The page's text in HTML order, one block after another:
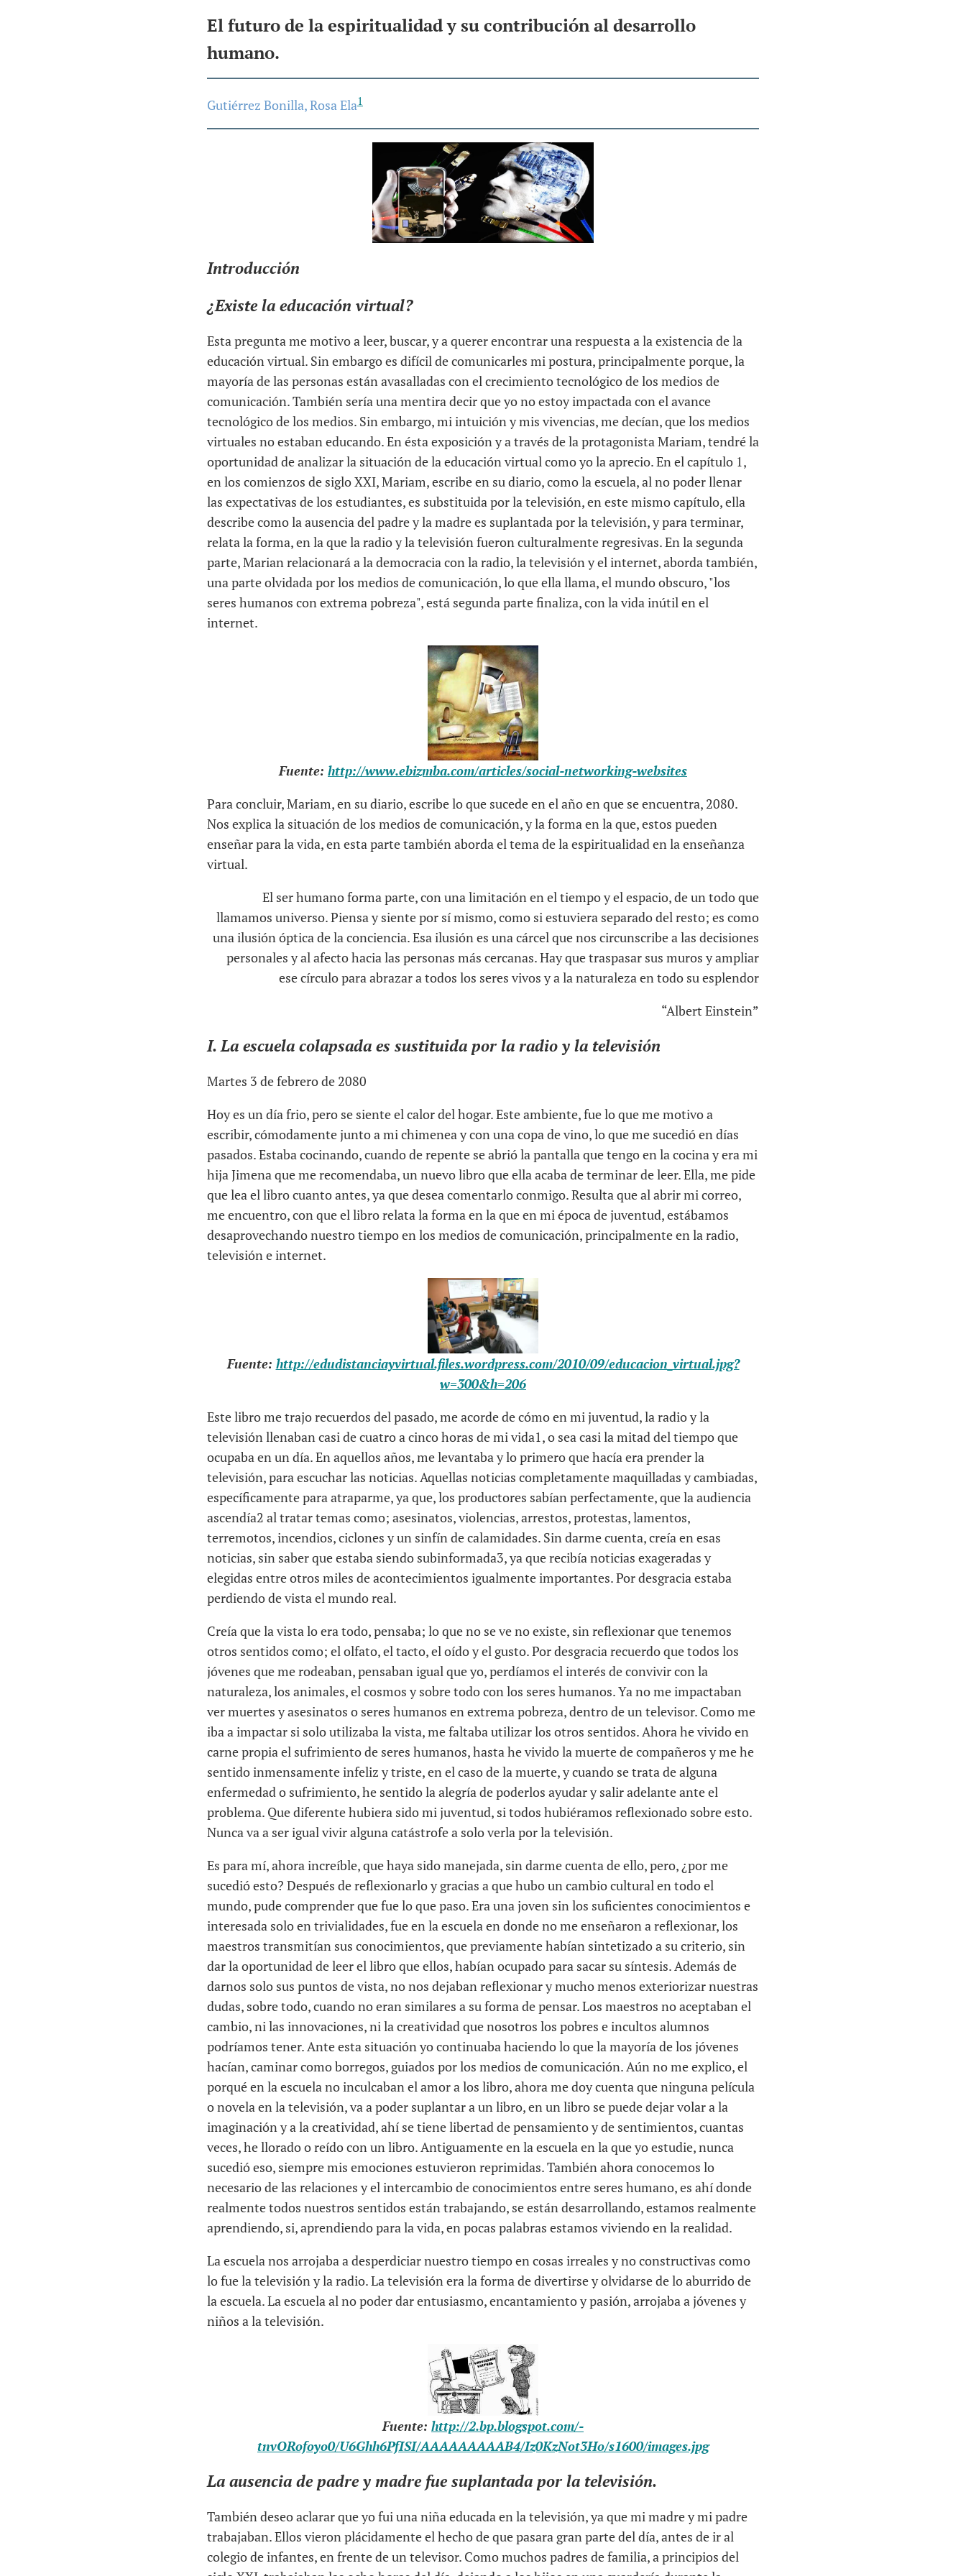
El futuro de la espiritualidad y su contribución al desarrollo
humano.
Gutiérrez Bonilla, Rosa Ela1
Introducción
¿Existe la educación virtual?
Esta pregunta me motivo a leer, buscar, y a querer encontrar una respuesta a la existencia de la
educación virtual. Sin embargo es difícil de comunicarles mi postura, principalmente porque, la
mayoría de las personas están avasalladas con el crecimiento tecnológico de los medios de
comunicación. También sería una mentira decir que yo no estoy impactada con el avance
tecnológico de los medios. Sin embargo, mi intuición y mis vivencias, me decían, que los medios
virtuales no estaban educando. En ésta exposición y a través de la protagonista Mariam, tendré la
oportunidad de analizar la situación de la educación virtual como yo la aprecio. En el capítulo 1,
en los comienzos de siglo XXI, Mariam, escribe en su diario, como la escuela, al no poder llenar
las expectativas de los estudiantes, es substituida por la televisión, en este mismo capítulo, ella
describe como la ausencia del padre y la madre es suplantada por la televisión, y para terminar,
relata la forma, en la que la radio y la televisión fueron culturalmente regresivas. En la segunda
parte, Marian relacionará a la democracia con la radio, la televisión y el internet, aborda también,
una parte olvidada por los medios de comunicación, lo que ella llama, el mundo obscuro, "los
seres humanos con extrema pobreza", está segunda parte finaliza, con la vida inútil en el
internet.
Fuente: http://www.ebizmba.com/articles/social-networking-websites
Para concluir, Mariam, en su diario, escribe lo que sucede en el año en que se encuentra, 2080.
Nos explica la situación de los medios de comunicación, y la forma en la que, estos pueden
enseñar para la vida, en esta parte también aborda el tema de la espiritualidad en la enseñanza
virtual.
El ser humano forma parte, con una limitación en el tiempo y el espacio, de un todo que
llamamos universo. Piensa y siente por sí mismo, como si estuviera separado del resto; es como
una ilusión óptica de la conciencia. Esa ilusión es una cárcel que nos circunscribe a las decisiones
personales y al afecto hacia las personas más cercanas. Hay que traspasar sus muros y ampliar
ese círculo para abrazar a todos los seres vivos y a la naturaleza en todo su esplendor
“Albert Einstein”
I. La escuela colapsada es sustituida por la radio y la televisión
Martes 3 de febrero de 2080
Hoy es un día frio, pero se siente el calor del hogar. Este ambiente, fue lo que me motivo a
escribir, cómodamente junto a mi chimenea y con una copa de vino, lo que me sucedió en días
pasados. Estaba cocinando, cuando de repente se abrió la pantalla que tengo en la cocina y era mi
hija Jimena que me recomendaba, un nuevo libro que ella acaba de terminar de leer. Ella, me pide
que lea el libro cuanto antes, ya que desea comentarlo conmigo. Resulta que al abrir mi correo,
me encuentro, con que el libro relata la forma en la que en mi época de juventud, estábamos
desaprovechando nuestro tiempo en los medios de comunicación, principalmente en la radio,
televisión e internet.
Fuente: http://edudistanciayvirtual.files.wordpress.com/2010/09/educacion_virtual.jpg?
w=300&h=206
Este libro me trajo recuerdos del pasado, me acorde de cómo en mi juventud, la radio y la
televisión llenaban casi de cuatro a cinco horas de mi vida1, o sea casi la mitad del tiempo que
ocupaba en un día. En aquellos años, me levantaba y lo primero que hacía era prender la
televisión, para escuchar las noticias. Aquellas noticias completamente maquilladas y cambiadas,
específicamente para atraparme, ya que, los productores sabían perfectamente, que la audiencia
ascendía2 al tratar temas como; asesinatos, violencias, arrestos, protestas, lamentos,
terremotos, incendios, ciclones y un sinfín de calamidades. Sin darme cuenta, creía en esas
noticias, sin saber que estaba siendo subinformada3, ya que recibía noticias exageradas y
elegidas entre otros miles de acontecimientos igualmente importantes. Por desgracia estaba
perdiendo de vista el mundo real.
Creía que la vista lo era todo, pensaba; lo que no se ve no existe, sin reflexionar que tenemos
otros sentidos como; el olfato, el tacto, el oído y el gusto. Por desgracia recuerdo que todos los
jóvenes que me rodeaban, pensaban igual que yo, perdíamos el interés de convivir con la
naturaleza, los animales, el cosmos y sobre todo con los seres humanos. Ya no me impactaban
ver muertes y asesinatos o seres humanos en extrema pobreza, dentro de un televisor. Como me
iba a impactar si solo utilizaba la vista, me faltaba utilizar los otros sentidos. Ahora he vivido en
carne propia el sufrimiento de seres humanos, hasta he vivido la muerte de compañeros y me he
sentido inmensamente infeliz y triste, en el caso de la muerte, y cuando se trata de alguna
enfermedad o sufrimiento, he sentido la alegría de poderlos ayudar y salir adelante ante el
problema. Que diferente hubiera sido mi juventud, si todos hubiéramos reflexionado sobre esto.
Nunca va a ser igual vivir alguna catástrofe a solo verla por la televisión.
Es para mí, ahora increíble, que haya sido manejada, sin darme cuenta de ello, pero, ¿por me
sucedió esto? Después de reflexionarlo y gracias a que hubo un cambio cultural en todo el
mundo, pude comprender que fue lo que paso. Era una joven sin los suficientes conocimientos e
interesada solo en trivialidades, fue en la escuela en donde no me enseñaron a reflexionar, los
maestros transmitían sus conocimientos, que previamente habían sintetizado a su criterio, sin
dar la oportunidad de leer el libro que ellos, habían ocupado para sacar su síntesis. Además de
darnos solo sus puntos de vista, no nos dejaban reflexionar y mucho menos exteriorizar nuestras
dudas, sobre todo, cuando no eran similares a su forma de pensar. Los maestros no aceptaban el
cambio, ni las innovaciones, ni la creatividad que nosotros los pobres e incultos alumnos
podríamos tener. Ante esta situación yo continuaba haciendo lo que la mayoría de los jóvenes
hacían, caminar como borregos, guiados por los medios de comunicación. Aún no me explico, el
porqué en la escuela no inculcaban el amor a los libro, ahora me doy cuenta que ninguna película
o novela en la televisión, va a poder suplantar a un libro, en un libro se puede dejar volar a la
imaginación y a la creatividad, ahí se tiene libertad de pensamiento y de sentimientos, cuantas
veces, he llorado o reído con un libro. Antiguamente en la escuela en la que yo estudie, nunca
sucedió eso, siempre mis emociones estuvieron reprimidas. También ahora conocemos lo
necesario de las relaciones y el intercambio de conocimientos entre seres humano, es ahí donde
realmente todos nuestros sentidos están trabajando, se están desarrollando, estamos realmente
aprendiendo, si, aprendiendo para la vida, en pocas palabras estamos viviendo en la realidad.
La escuela nos arrojaba a desperdiciar nuestro tiempo en cosas irreales y no constructivas como
lo fue la televisión y la radio. La televisión era la forma de divertirse y olvidarse de lo aburrido de
la escuela. La escuela al no poder dar entusiasmo, encantamiento y pasión, arrojaba a jóvenes y
niños a la televisión.
Fuente: http://2.bp.blogspot.com/-
tnvORofoyo0/U6Ghh6PfISI/AAAAAAAAAB4/Iz0KzNot3Ho/s1600/images.jpg
La ausencia de padre y madre fue suplantada por la televisión.
También deseo aclarar que yo fui una niña educada en la televisión, ya que mi madre y mi padre
trabajaban. Ellos vieron plácidamente el hecho de que pasara gran parte del día, antes de ir al
colegio de infantes, en frente de un televisor. Como muchos padres de familia, a principios del